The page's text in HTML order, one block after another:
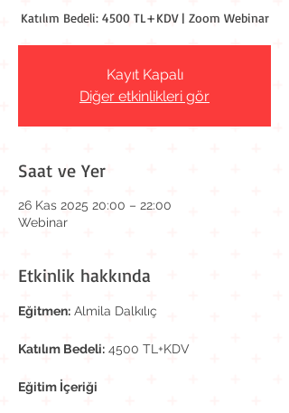
Katılım Bedeli: 4500 TL+KDV | Zoom Webinar
Kayıt Kapalı
Diğer etkinlikleri gör
Saat ve Yer
26 Kas 2025 20:00 – 22:00
Webinar
Etkinlik hakkında
Eğitmen: Almila Dalkılıç
Katılım Bedeli: 4500 TL+KDV
Eğitim İçeriği